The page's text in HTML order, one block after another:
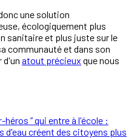
une solution
écologiquement plus
sanitaire et plus juste sur le
communauté et dans son
d'un atout précieux que nous
” qui entre à l'école :
créent des citoyens plus